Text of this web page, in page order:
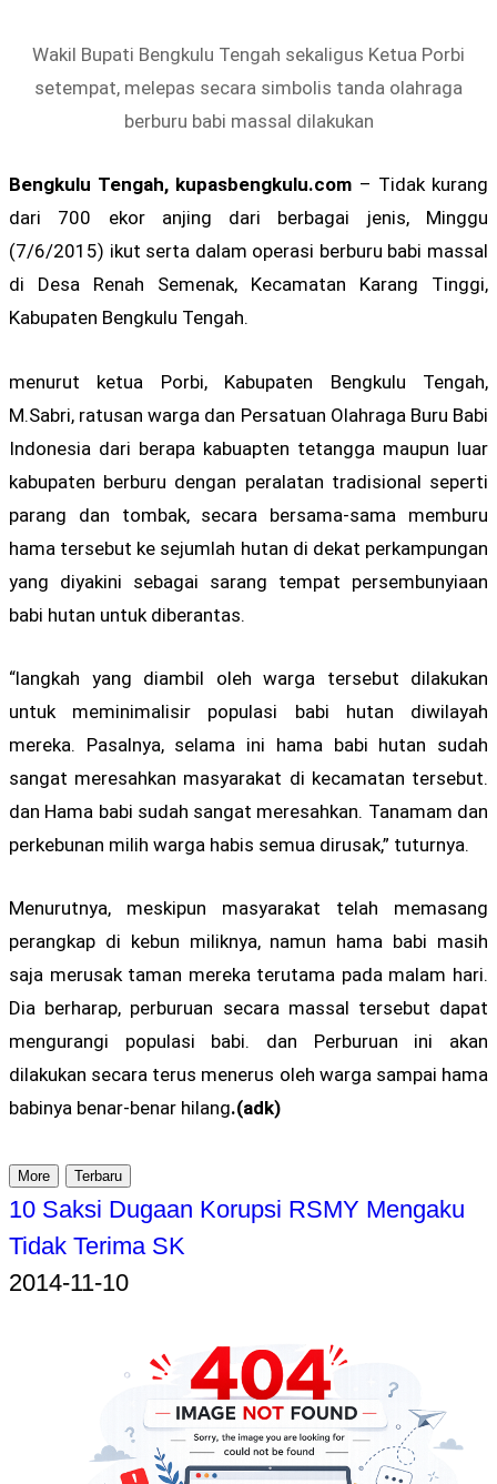
Wakil Bupati Bengkulu Tengah sekaligus Ketua Porbi
setempat, melepas secara simbolis tanda olahraga
berburu babi massal dilakukan
Bengkulu Tengah, kupasbengkulu.com – Tidak kurang
dari 700 ekor anjing dari berbagai jenis, Minggu
(7/6/2015) ikut serta dalam operasi berburu babi massal
di Desa Renah Semenak, Kecamatan Karang Tinggi,
Kabupaten Bengkulu Tengah.
menurut ketua Porbi, Kabupaten Bengkulu Tengah,
M.Sabri, ratusan warga dan Persatuan Olahraga Buru Babi
Indonesia dari berapa kabuapten tetangga maupun luar
kabupaten berburu dengan peralatan tradisional seperti
parang dan tombak, secara bersama-sama memburu
hama tersebut ke sejumlah hutan di dekat perkampungan
yang diyakini sebagai sarang tempat persembunyiaan
babi hutan untuk diberantas.
“langkah yang diambil oleh warga tersebut dilakukan
untuk meminimalisir populasi babi hutan diwilayah
mereka. Pasalnya, selama ini hama babi hutan sudah
sangat meresahkan masyarakat di kecamatan tersebut.
dan Hama babi sudah sangat meresahkan. Tanamam dan
perkebunan milih warga habis semua dirusak,” tuturnya.
Menurutnya, meskipun masyarakat telah memasang
perangkap di kebun miliknya, namun hama babi masih
saja merusak taman mereka terutama pada malam hari.
Dia berharap, perburuan secara massal tersebut dapat
mengurangi populasi babi. dan Perburuan ini akan
dilakukan secara terus menerus oleh warga sampai hama
babinya benar-benar hilang.(adk)
More Terbaru
10 Saksi Dugaan Korupsi RSMY Mengaku
Tidak Terima SK
2014-11-10